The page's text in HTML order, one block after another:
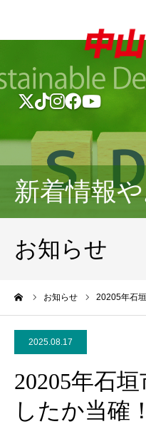
新着情報
お知らせ
お知らせ 20205年石
2025.08.17
20205年石
したか当確！